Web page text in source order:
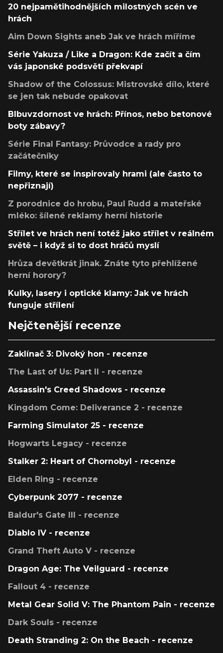
20 nejpamětihodnějších milostných scén ve
hrách
Aim Down Sights aneb Jak ve hrách míříme
Série Yakuza / Like a Dragon: Kde začít a čím
vás japonské podsvětí překvapí
Shadow of the Colossus: Mistrovské dílo, které
se jen tak nebude opakovat
Blbuvzdornost ve hrách: Přínos, nebo betonové
boty zábavy?
Série Final Fantasy: Průvodce a rady pro
začátečníky
Filmy, které se inspirovaly hrami (ale často to
nepřiznají)
Z porodnice do hrobu, Paul Rudd a mateřské
mléko: šílené reklamy herní historie
Střílet ve hrách není totéž jako střílet v reálném
světě – i když si to dost hráčů myslí
Hrůza devětkrát jinak. Znáte tyto přehlížené
herní horory?
Kulky, lasery i optické klamy: Jak ve hrách
funguje střílení
Nejčtenější recenze
Zaklínač 3: Divoký hon - recenze
The Last of Us: Part II - recenze
Assassin's Creed Shadows - recenze
Kingdom Come: Deliverance 2 - recenze
Farming Simulator 25 - recenze
Hogwarts Legacy - recenze
Stalker 2: Heart of Chornobyl - recenze
Elden Ring - recenze
Cyberpunk 2077 - recenze
Baldur's Gate III - recenze
Diablo IV - recenze
Grand Theft Auto V - recenze
Dragon Age: The Veilguard - recenze
Fallout 4 - recenze
Metal Gear Solid V: The Phantom Pain - recenze
Dark Souls - recenze
Death Stranding 2: On the Beach - recenze